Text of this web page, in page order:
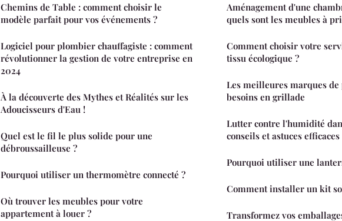
Chemins de Table : comment choisir le
modèle parfait pour vos événements ?
Logiciel pour plombier chauffagiste : comment
révolutionner la gestion de votre entreprise en
2024
À la découverte des Mythes et Réalités sur les
Adoucisseurs d'Eau !
Quel est le fil le plus solide pour une
débroussailleuse ?
Pourquoi utiliser un thermomètre connecté ?
Où trouver les meubles pour votre
appartement à louer ?
Aménagement d'une
quels sont les meubles à
Comment choisir votre
tissu écologique ?
Les meilleures marques de
besoins en grillade
Lutter contre l'humidité
conseils et astuces efficaces
Pourquoi utiliser une
Comment installer un kit
Transformez vos